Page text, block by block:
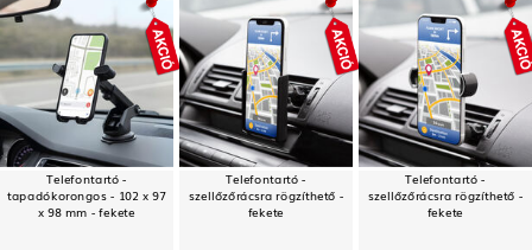
Telefontartó -
tapadókorongos - 102 x 97
x 98 mm - fekete
Telefontartó -
szellőzőrácsra rögzíthető -
fekete
Telefontartó -
szellőzőrácsra rögzíthető -
fekete